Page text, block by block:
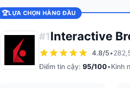
🏆LỰA CHỌN HÀNG ĐẦU
#1Interactive
4.8/5•
Điểm tin cậy: 95/100•Kinh